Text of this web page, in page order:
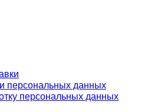
персональных данных
персональных данных